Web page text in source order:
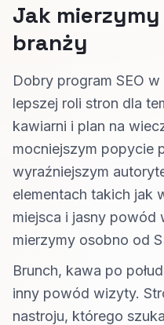
Jak
branży
Dobry program SEO
lepszej roli stron dla
kawiarni i plan na
mocniejszym popycie
wyraźniejszym
elementach takich jak
miejsca i jasny
mierzymy osobno od
Brunch, kawa po
inny powód wizyty.
nastroju, którego